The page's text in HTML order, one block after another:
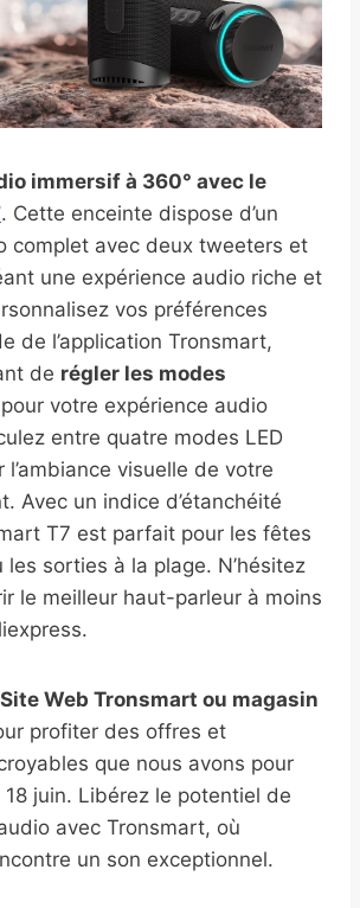
immersif à 360° avec le
. Cette enceinte dispose d’un
complet avec deux tweeters et
une expérience audio riche et
vos préférences
de l’application Tronsmart,
de régler les modes
pour votre expérience audio
entre quatre modes LED
l’ambiance visuelle de votre
Avec un indice d’étanchéité
T7 est parfait pour les fêtes
les sorties à la plage. N’hésitez
le meilleur haut-parleur à moins
Site Web Tronsmart ou magasin
profiter des offres et
que nous avons pour
18 juin. Libérez le potentiel de
avec Tronsmart, où
un son exceptionnel.